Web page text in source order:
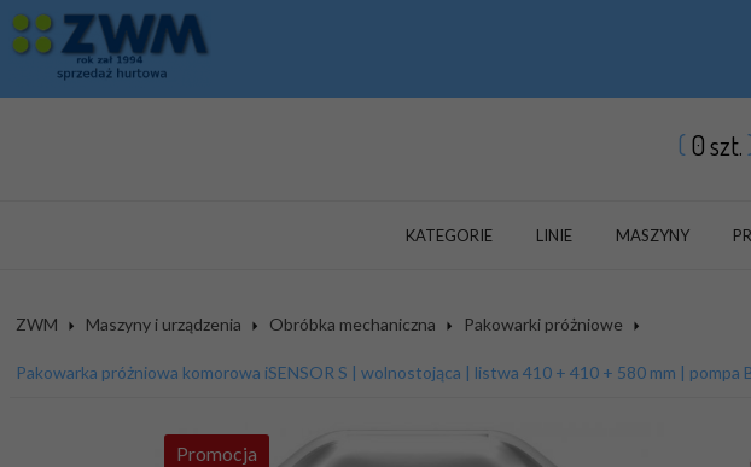
0szt.
KATEGORIE LINIE MASZYNY
ZWM Maszyny i urządzenia Obróbka mechaniczna Pakowarki próżniowe
Pakowarka próżniowa komorowa iSENSOR S | wolnostojąca | listwa 410 + 410 + 580 mm |
Promocja